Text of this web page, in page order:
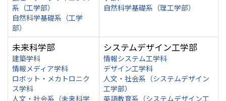
系（工学部）
自然科学基礎系（工学
部）
自然科学基礎系（理工学部）
未来科学部
建築学科
情報メディア学科
ロボット・メカトロニク
ス学科
人文・社会系（未来科学
システムデザイン工学部
情報システム工学科
デザイン工学科
人文・社会系（システムデザイン
工学部）
英語教育系（システムデザイン工